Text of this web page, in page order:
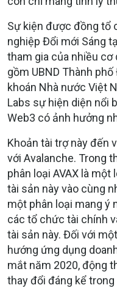
Sự kiện được đồng tổ
nghiệp Đổi mới Sáng
tham gia của nhiều cơ
gồm UBND Thành
khoán Nhà nước Việt
Labs sự hiện diện nổi
Web3 có ảnh hưởng
Khoản tài trợ này đến
với Avalanche. Trong
phân loại AVAX là
tài sản này vào cùng
một phân loại mang ý
các tổ chức tài chính
tài sản này. Đối với
hướng ứng dụng
mắt năm 2020, động
thay đổi đáng kể